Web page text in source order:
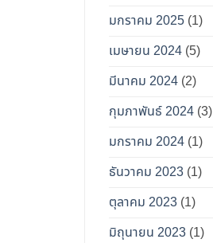
มกราคม 2025 (1)
เมษายน 2024 (5)
มีนาคม 2024 (2)
กุมภาพันธ์ 2024 (3)
มกราคม 2024 (1)
ธันวาคม 2023 (1)
ตุลาคม 2023 (1)
มิถุนายน 2023 (1)